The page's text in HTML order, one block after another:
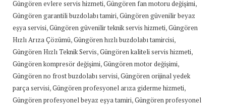
Güngören evlere servis hizmeti,Güngören fan motoru değişimi,
Güngören garantili buzdolabı tamiri,Güngören güvenilir beyaz
eşya servisi,Güngören güvenilir teknik servis hizmeti,Güngören
Hızlı Arıza Çözümü,Güngören hızlı buzdolabı tamircisi,
Güngören Hızlı Teknik Servis,Güngören kaliteli servis hizmeti,
Güngören kompresör değişimi,Güngören motor değişimi,
Güngören no frost buzdolabı servisi,Güngören orijinal yedek
parça servisi,Güngören profesyonel arıza giderme hizmeti,
Güngören profesyonel beyaz eşya tamiri,Güngören profesyonel